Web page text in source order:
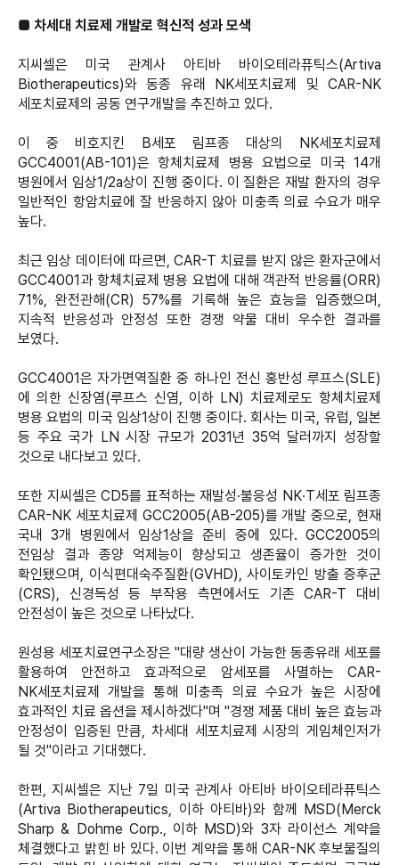
■ 차세대 치료제 개발로 혁신적 성과 모색
지씨셀은 미국 관계사 아티바 바이오테라퓨틱스(Artiva
Biotherapeutics)와 동종 유래 NK세포치료제 및 CAR-NK
세포치료제의 공동 연구개발을 추진하고 있다.
이 중 비호지킨 B세포 림프종 대상의 NK세포치료제
GCC4001(AB-101)은 항체치료제 병용 요법으로 미국 14개
병원에서 임상1/2a상이 진행 중이다. 이 질환은 재발 환자의 경우
일반적인 항암치료에 잘 반응하지 않아 미충족 의료 수요가 매우
높다.
최근 임상 데이터에 따르면, CAR-T 치료를 받지 않은 환자군에서
GCC4001과 항체치료제 병용 요법에 대해 객관적 반응률(ORR)
71%, 완전관해(CR) 57%를 기록해 높은 효능을 입증했으며,
지속적 반응성과 안정성 또한 경쟁 약물 대비 우수한 결과를
보였다.
GCC4001은 자가면역질환 중 하나인 전신 홍반성 루프스(SLE)
에 의한 신장염(루프스 신염, 이하 LN) 치료제로도 항체치료제
병용 요법의 미국 임상1상이 진행 중이다. 회사는 미국, 유럽, 일본
등 주요 국가 LN 시장 규모가 2031년 35억 달러까지 성장할
것으로 내다보고 있다.
또한 지씨셀은 CD5를 표적하는 재발성∙불응성 NK∙T세포 림프종
CAR-NK 세포치료제 GCC2005(AB-205)를 개발 중으로, 현재
국내 3개 병원에서 임상1상을 준비 중에 있다. GCC2005의
전임상 결과 종양 억제능이 향상되고 생존율이 증가한 것이
확인됐으며, 이식편대숙주질환(GVHD), 사이토카인 방출 증후군
(CRS), 신경독성 등 부작용 측면에서도 기존 CAR-T 대비
안전성이 높은 것으로 나타났다.
원성용 세포치료연구소장은 "대량 생산이 가능한 동종유래 세포를
활용하여 안전하고 효과적으로 암세포를 사멸하는 CAR-
NK세포치료제 개발을 통해 미충족 의료 수요가 높은 시장에
효과적인 치료 옵션을 제시하겠다"며 "경쟁 제품 대비 높은 효능과
안정성이 입증된 만큼, 차세대 세포치료제 시장의 게임체인저가
될 것"이라고 기대했다.
한편, 지씨셀은 지난 7일 미국 관계사 아티바 바이오테라퓨틱스
(Artiva Biotherapeutics, 이하 아티바)와 함께 MSD(Merck
Sharp & Dohme Corp., 이하 MSD)와 3자 라이선스 계약을
체결했다고 밝힌 바 있다. 이번 계약을 통해 CAR-NK 후보물질의